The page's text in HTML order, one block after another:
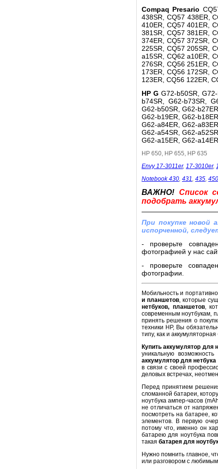
Compaq Presario
438SR, CQ57 438ER,
410ER, CQ57 401ER,
381SR, CQ57 381ER,
374ER, CQ57 372SR,
225SR, CQ57 205SR,
a15SR, CQ62 a10ER,
276SR, CQ56 251ER,
173ER, CQ56 172SR,
123ER, CQ56 122ER,
HP G G72-b50SR,
b74SR, G62-b73SR,
G62-b50SR, G62-
G62-b19ER, G62-
G62-a84ER, G62-
G62-a54SR, G62-
G62-a15ER, G62-
HP 650, HP 655, HP 635
Envy 17-3011er, 17-3010er,
Notebook 430, 431, 435, 450
ВАЖНО! Список
подобрать
При покупке новой
испорченной,
- проверьте
фотографией у нас
- проверьте
фотографии.
Мобильность и
и планшетов, которые
нетбуков, планшетов,
современным ноутбукам,
принять решения о
техники HP, Вы
типу, как и
Купить аккумулятор для
уникальную
аккумулятор для нетбука
в связи с своей
деловых встречах,
Перед принятием
сломанной батареи,
ноутбука ампер-часов
не отличаться от
посмотреть на батарее,
элементов. В первую
потому что, именно он
батарею для ноутбука
такая батарея для
Нужно помнить главное,
или разговором с